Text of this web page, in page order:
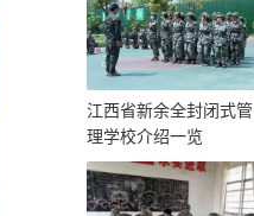
江西省新余全封闭式管
理学校介绍一览